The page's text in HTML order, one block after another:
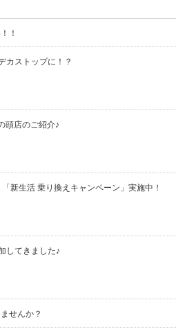
！
カストップに！？
頭店のご紹介♪
新生活 乗り換えキャンペーン」実施中！
してきました♪
せんか？